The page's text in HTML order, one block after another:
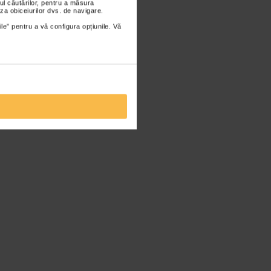
căutărilor, pentru a măsura
obiceiurilor dvs. de navigare.
pentru a vă configura opțiunile. Vă